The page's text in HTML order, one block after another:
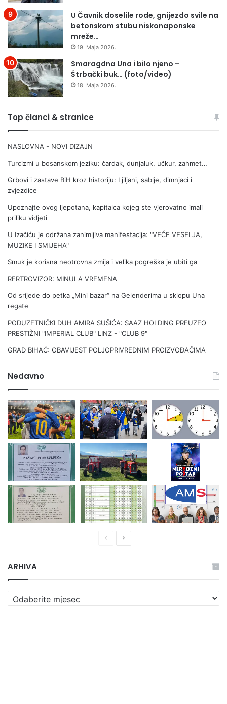
U Čavnik doselile rode, gnijezdo svile na
betonskom stubu niskonaponske
mreže…
19. Maja 2026.
Smaragdna Una i bilo njeno –
Štrbački buk… (foto/video)
18. Maja 2026.
Top članci & stranice
NASLOVNA - NOVI DIZAJN
Turcizmi u bosanskom jeziku: čardak, dunjaluk, učkur, zahmet…
Grbovi i zastave BiH kroz historiju: Ljiljani, sablje, dimnjaci i
zvjezdice
Upoznajte ovog ljepotana, kapitalca kojeg ste vjerovatno imali
priliku vidjeti
U Izačiću je održana zanimljiva manifestacija: "VEČE VESELJA,
MUZIKE I SMIJEHA"
Smuk je korisna neotrovna zmija i velika pogreška je ubiti ga
RERTROVIZOR: MINULA VREMENA
Od srijede do petka „Mini bazar“ na Gelenderima u sklopu Una
regate
PODUZETNIČKI DUH AMIRA SUŠIĆA: SAAZ HOLDING PREUZEO
PRESTIŽNI "IMPERIAL CLUB" LINZ - "CLUB 9"
GRAD BIHAĆ: OBAVIJEST POLJOPRIVREDNIM PROIZVOĐAČIMA
Nedavno
PrethodnaNaredna
ARHIVA
ARHIVA